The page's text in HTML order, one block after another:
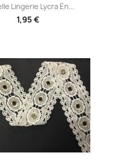
Lingerie Lycra En...
1,95 €